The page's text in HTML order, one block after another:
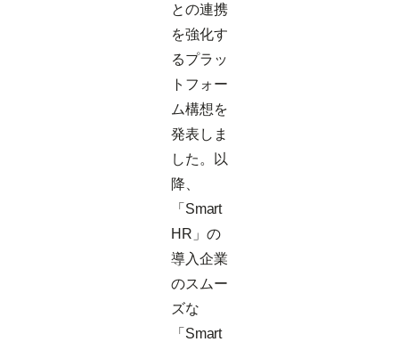
との連携
を強化す
るプラッ
トフォー
ム構想を
発表しま
した。以
降、
「Smart
HR」の
導入企業
のスムー
ズな
「Smart